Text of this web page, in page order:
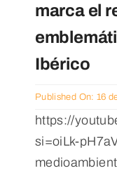
marca el
Ibérico
Published On: 16
https://
si=oiLk-